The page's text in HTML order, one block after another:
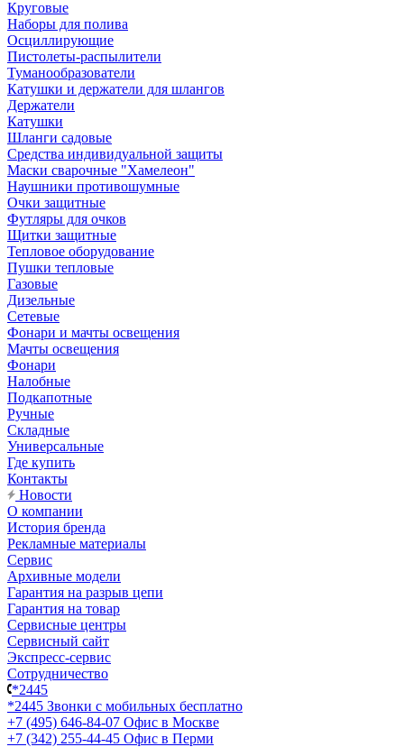
Круговые
Наборы для полива
Осциллирующие
Пистолеты-распылители
Туманообразователи
Катушки и держатели для шлангов
Держатели
Катушки
Шланги садовые
Средства индивидуальной защиты
Маски сварочные "Хамелеон"
Наушники противошумные
Очки защитные
Футляры для очков
Щитки защитные
Тепловое оборудование
Пушки тепловые
Газовые
Дизельные
Сетевые
Фонари и мачты освещения
Мачты освещения
Фонари
Налобные
Подкапотные
Ручные
Складные
Универсальные
Где купить
Контакты
Новости
О компании
История бренда
Рекламные материалы
Сервис
Архивные модели
Гарантия на разрыв цепи
Гарантия на товар
Сервисные центры
Сервисный сайт
Экспресс-сервис
Сотрудничество
*2445
*2445 Звонки с мобильных бесплатно
+7 (495) 646-84-07 Офис в Москве
+7 (342) 255-44-45 Офис в Перми